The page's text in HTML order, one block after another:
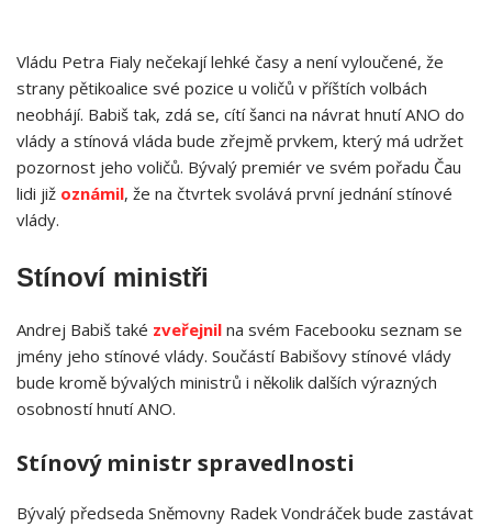
Vládu Petra Fialy nečekají lehké časy a není vyloučené, že
strany pětikoalice své pozice u voličů v příštích volbách
neobhájí. Babiš tak, zdá se, cítí šanci na návrat hnutí ANO do
vlády a stínová vláda bude zřejmě prvkem, který má udržet
pozornost jeho voličů. Bývalý premiér ve svém pořadu Čau
lidi již oznámil, že na čtvrtek svolává první jednání stínové
vlády.
Stínoví ministři
Andrej Babiš také zveřejnil na svém Facebooku seznam se
jmény jeho stínové vlády. Součástí Babišovy stínové vlády
bude kromě bývalých ministrů i několik dalších výrazných
osobností hnutí ANO.
Stínový ministr spravedlnosti
Bývalý předseda Sněmovny Radek Vondráček bude zastávat